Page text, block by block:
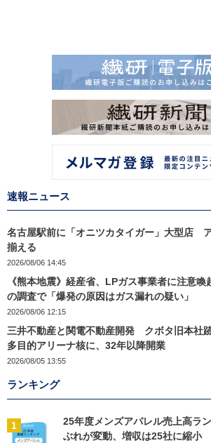
速報ニュース
名古屋駅前に「オニツカタイガー」大型店
揃える
2026/08/06 14:45
《熊本地震》経産省、LPガス事業者に注意
の調査で「爆発の原因はガス漏れの疑い」
2026/08/06 12:15
三井不動産と関電不動産開発 クボタ旧本社
多目的アリーナ核に、32年以降開業
2026/08/05 13:55
ランキング
1
25年度メンズアパレル売上高ラ
ぶれが変動、増収は25社に縮小